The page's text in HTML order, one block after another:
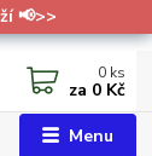
📢>>
Menu
0 ks
za 0 Kč